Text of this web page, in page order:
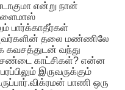
என்று நான்
பார்க்காதீர்கள்
அவர்களின் தலை மண்ணிலே
கவசத்துடன் வந்து
சண்டை காட்சிகள்? என்ன
இருவருக்கும்
பாணி ஒரு